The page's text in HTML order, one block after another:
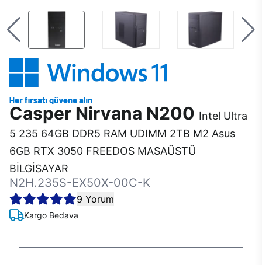
Casper Nirvana N200 Intel Ultra
5 235 64GB DDR5 RAM UDIMM 2TB M2 Asus
6GB RTX 3050 FREEDOS MASAÜSTÜ
BİLGİSAYAR
N2H.235S-EX50X-00C-K
9 Yorum
Kargo Bedava